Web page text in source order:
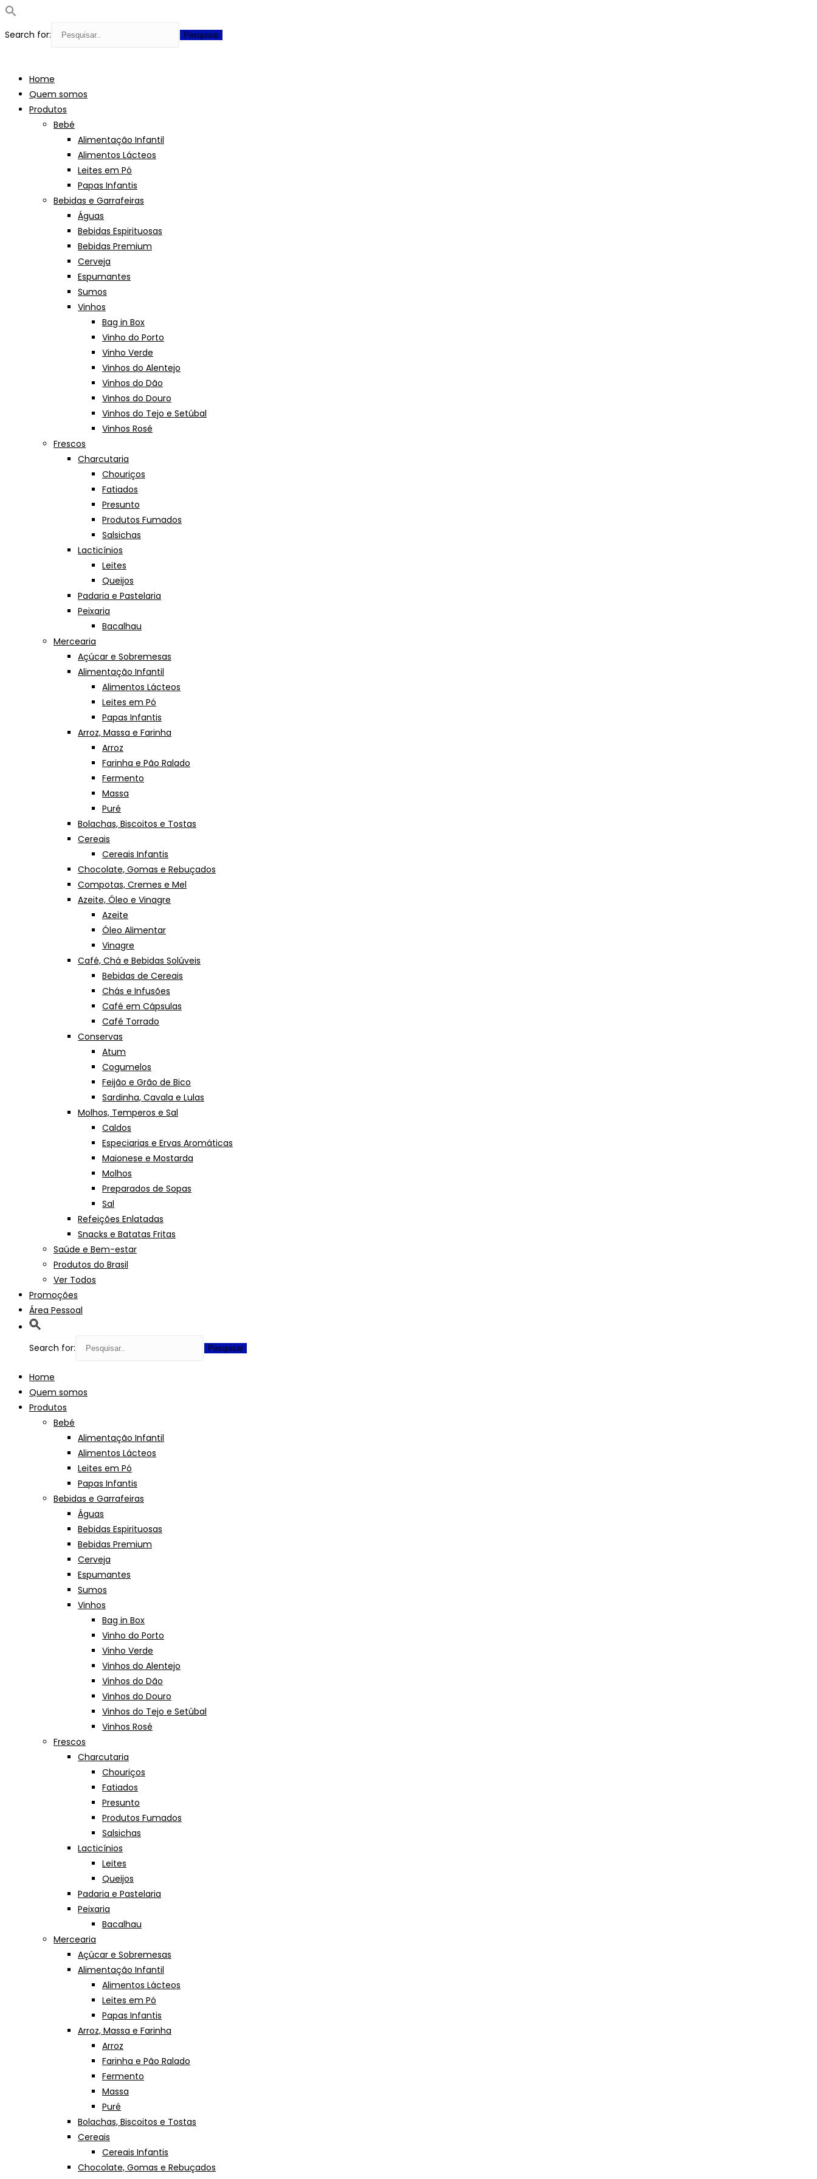
Search for:
contentHome
Quem somos
Produtos
Bebé
Alimentação Infantil
Alimentos Lácteos
Leites em Pó
Papas Infantis
Bebidas e Garrafeiras
Águas
Bebidas Espirituosas
Bebidas Premium
Cerveja
Espumantes
Sumos
Vinhos
Bag in Box
Vinho do Porto
Vinho Verde
Vinhos do Alentejo
Vinhos do Dão
Vinhos do Douro
Vinhos do Tejo e Setúbal
Vinhos Rosé
Frescos
Charcutaria
Chouriços
Fatiados
Presunto
Produtos Fumados
Salsichas
Lacticínios
Leites
Queijos
Padaria e Pastelaria
Peixaria
Bacalhau
Mercearia
Açúcar e Sobremesas
Alimentação Infantil
Alimentos Lácteos
Leites em Pó
Papas Infantis
Arroz, Massa e Farinha
Arroz
Farinha e Pão Ralado
Fermento
Massa
Puré
Bolachas, Biscoitos e Tostas
Cereais
Cereais Infantis
Chocolate, Gomas e Rebuçados
Compotas, Cremes e Mel
Azeite, Óleo e Vinagre
Azeite
Óleo Alimentar
Vinagre
Café, Chá e Bebidas Solúveis
Bebidas de Cereais
Chás e Infusões
Café em Cápsulas
Café Torrado
Conservas
Atum
Cogumelos
Feijão e Grão de Bico
Sardinha, Cavala e Lulas
Molhos, Temperos e Sal
Caldos
Especiarias e Ervas Aromáticas
Maionese e Mostarda
Molhos
Preparados de Sopas
Sal
Refeições Enlatadas
Snacks e Batatas Fritas
Saúde e Bem-estar
Produtos do Brasil
Ver Todos
Promoções
Área Pessoal
Search for:
Home
Quem somos
Produtos
Bebé
Alimentação Infantil
Alimentos Lácteos
Leites em Pó
Papas Infantis
Bebidas e Garrafeiras
Águas
Bebidas Espirituosas
Bebidas Premium
Cerveja
Espumantes
Sumos
Vinhos
Bag in Box
Vinho do Porto
Vinho Verde
Vinhos do Alentejo
Vinhos do Dão
Vinhos do Douro
Vinhos do Tejo e Setúbal
Vinhos Rosé
Frescos
Charcutaria
Chouriços
Fatiados
Presunto
Produtos Fumados
Salsichas
Lacticínios
Leites
Queijos
Padaria e Pastelaria
Peixaria
Bacalhau
Mercearia
Açúcar e Sobremesas
Alimentação Infantil
Alimentos Lácteos
Leites em Pó
Papas Infantis
Arroz, Massa e Farinha
Arroz
Farinha e Pão Ralado
Fermento
Massa
Puré
Bolachas, Biscoitos e Tostas
Cereais
Cereais Infantis
Chocolate, Gomas e Rebuçados